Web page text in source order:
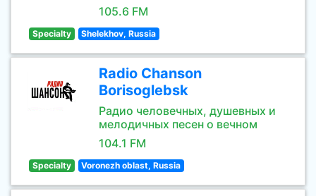
105.6 FM
Specialty Shelekhov, Russia
Radio Chanson
Borisoglebsk
Радио человечных, душевных и
мелодичных песен о вечном
104.1 FM
Specialty Voronezh oblast, Russia